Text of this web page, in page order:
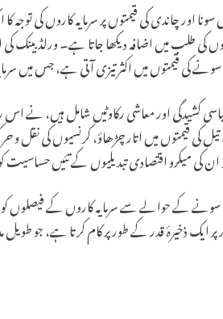
سونا اور چاندی کی قیمتوں پر سرمایہ کاروں
کی طلب میں اضافہ دیکھا جاتا ہے۔ ورلڈ بینک
کی قیمتوں میں اکثر تیزی آتی ہے، جس میں
کشیدگی اور معاشی رکاوٹیں شامل ہیں،
کی قیمتوں میں اتار چڑھاؤ، کرنسیوں کی نقل
ان کی میکرو اقتصادی تبدیلیوں کے تئیں حساسیت
کے حوالے سے سرمایہ کاروں کے فیصلوں کو
پر ایک ذخیرۂ قدر کے طور پر کام کرتا ہے، جو